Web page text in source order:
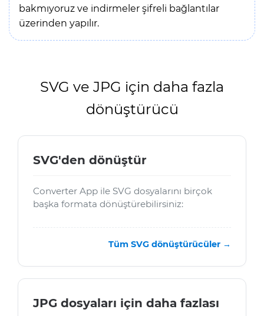
bakmıyoruz ve indirmeler şifreli bağlantılar
üzerinden yapılır.
SVG ve JPG için daha fazla
dönüştürücü
SVG'den dönüştür
Converter App ile SVG dosyalarını birçok
başka formata dönüştürebilirsiniz:
Tüm SVG dönüştürücüler →
JPG dosyaları için daha fazlası